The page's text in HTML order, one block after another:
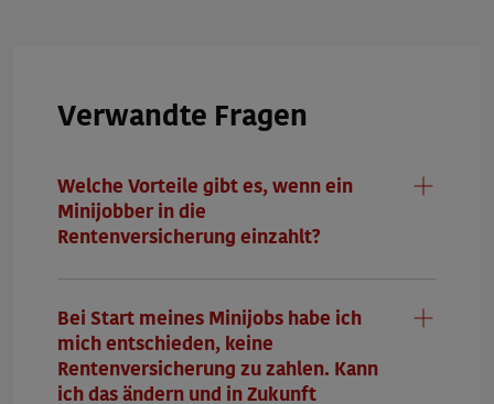
2. Wie können wir Sie erreichen?
Telefonische Beratung
Vorname und Nachname
Verwandte Fragen
Welche Vorteile gibt es, wenn ein
Minijobber in die
Rentenversicherung einzahlt?
Bei Start meines Minijobs habe ich
mich entschieden, keine
Rentenversicherung zu zahlen. Kann
ich das ändern und in Zukunft